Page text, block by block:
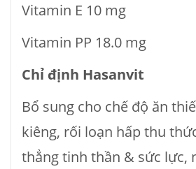
Vitamin E 10 mg
Vitamin PP 18.0 mg
Chỉ định Hasanvit
Bổ sung cho chế độ ăn
kiêng, rối loạn hấp thu
thẳng tinh thần & sức lực,